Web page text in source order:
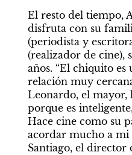
El resto del tiempo,
disfruta con su
(periodista y
(realizador de cine),
años. “El chiquito es
relación muy
Leonardo, el
porque es
Hace cine como su
acordar mucho a
Santiago, el director